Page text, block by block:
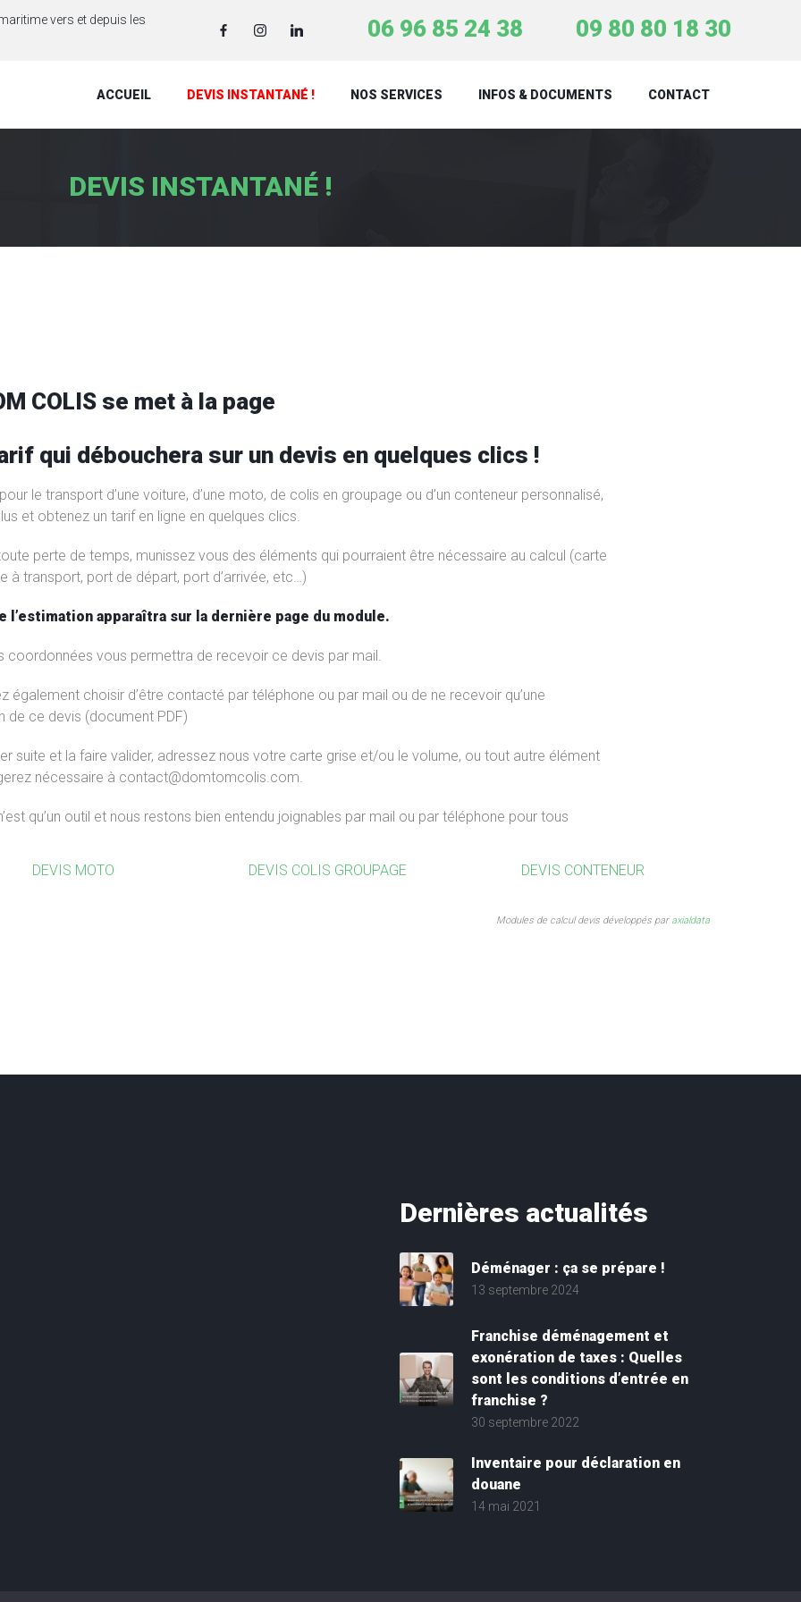
vers et depuis les
06 96 85 24 38 09 80 80 18 30
ACCUEIL DEVIS INSTANTANÉ ! NOS SERVICES INFOS & DOCUMENTS CONTACT
DEVIS INSTANTANÉ !
COLIS se met à la page
qui débouchera sur un devis en quelques clics !
le transport d’une voiture, d’une moto, de colis en groupage ou d’un conteneur personnalisé,
et obtenez un tarif en ligne en quelques clics.
perte de temps, munissez vous des éléments qui pourraient être nécessaire au calcul (carte
à transport, port de départ, port d’arrivée, etc…)
l’estimation apparaîtra sur la dernière page du module.
coordonnées vous permettra de recevoir ce devis par mail.
également choisir d’être contacté par téléphone ou par mail ou de ne recevoir qu’une
de ce devis (document PDF)
suite et la faire valider, adressez nous votre carte grise et/ou le volume, ou tout autre élément
nécessaire à contact@domtomcolis.com.
qu’un outil et nous restons bien entendu joignables par mail ou par téléphone pour tous
DEVIS MOTO DEVIS COLIS GROUPAGE DEVIS CONTENEUR
Modules de calcul devis développés par axialdata
Dernières actualités
Déménager : ça se prépare !
13 septembre 2024
Franchise déménagement et
exonération de taxes : Quelles
sont les conditions d’entrée en
franchise ?
30 septembre 2022
Inventaire pour déclaration en
douane
14 mai 2021